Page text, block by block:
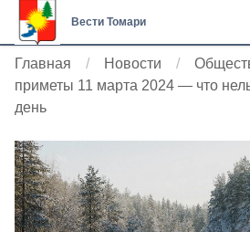
Вести Томари
Главная Новости
приметы 11 марта 2024 — что
день